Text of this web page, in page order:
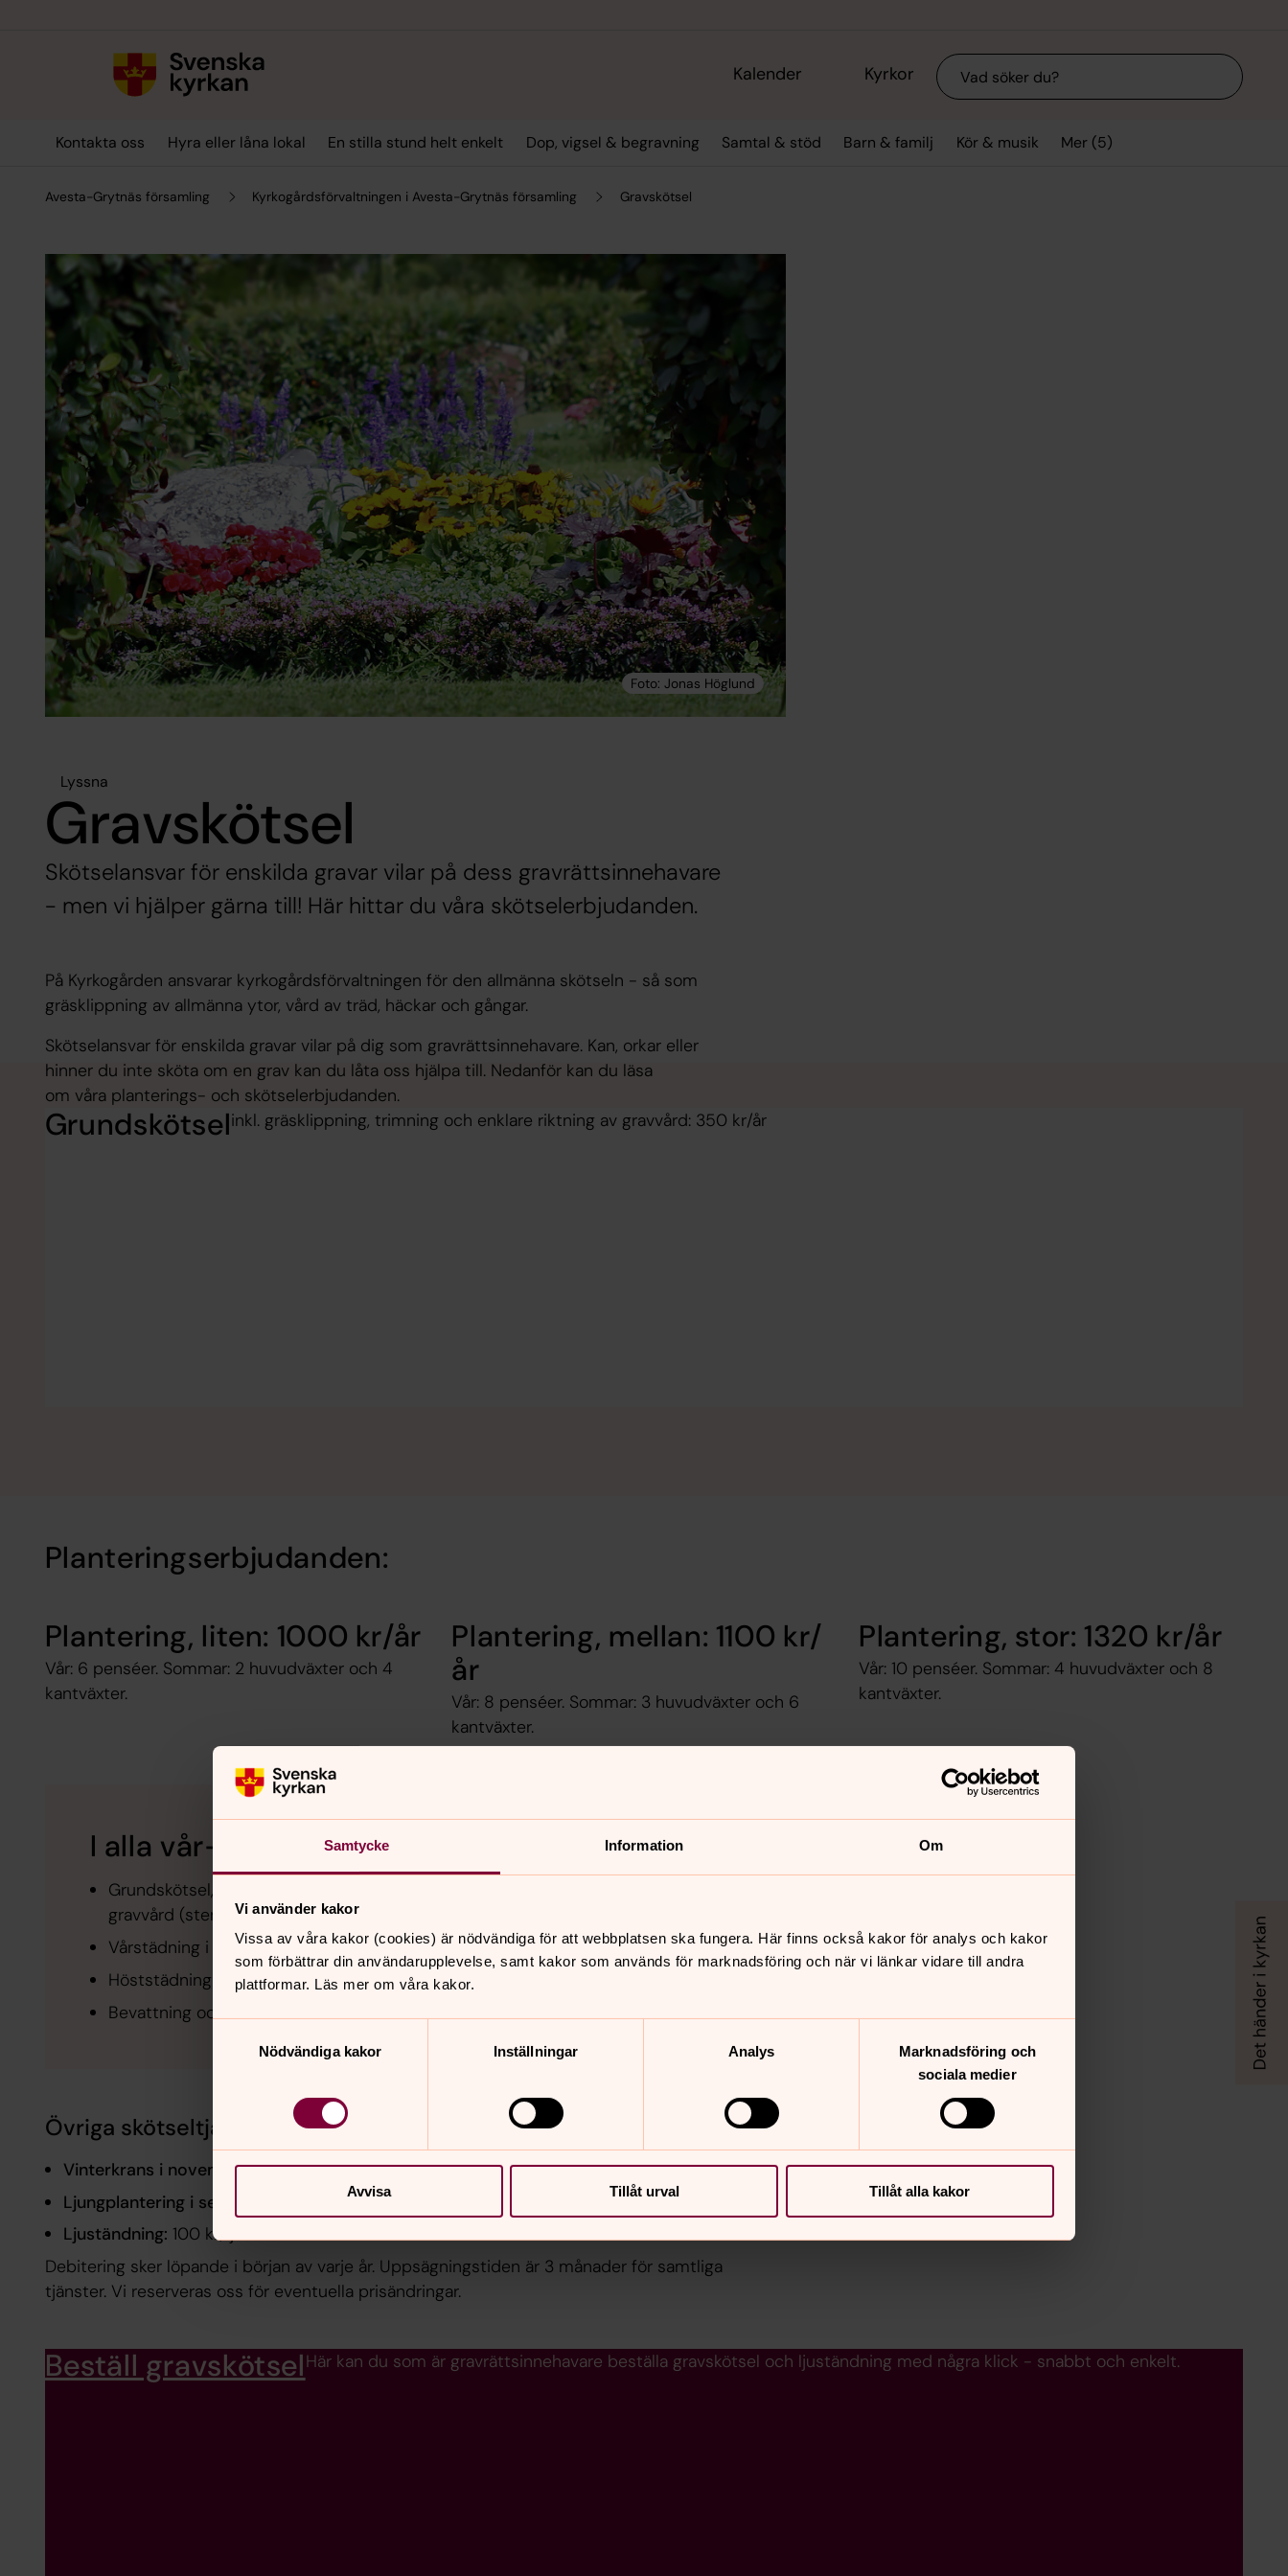
Samtycke Information Om
Vi använder kakor
Vissa av våra kakor (cookies) är nödvändiga för att webbplatsen ska fungera. Här finns också kakor för analys och kakor
som förbättrar din användarupplevelse, samt kakor som används för marknadsföring och när vi länkar vidare till andra
plattformar. Läs mer om våra kakor.
Nödvändiga kakor
Inställningar Analys
Marknadsföring och
sociala medier
Avvisa Tillåt urval Tillåt alla kakor
Kalender Kyrkor Sök
Kontakta oss Hyra eller låna lokal En stilla stund helt enkelt Dop, vigsel & begravning Samtal & stöd Barn & familj Kör & musik Mer (5)
Avesta-Grytnäs församling Kyrkogårdsförvaltningen i Avesta-Grytnäs församling Gravskötsel
Lyssna
Gravskötsel
Skötselansvar för enskilda gravar vilar på dess gravrättsinnehavare
- men vi hjälper gärna till! Här hittar du våra skötselerbjudanden.
På Kyrkogården ansvarar kyrkogårdsförvaltningen för den allmänna skötseln - så som
gräsklippning av allmänna ytor, vård av träd, häckar och gångar.
Skötselansvar för enskilda gravar vilar på dig som gravrättsinnehavare. Kan, orkar eller
hinner du inte sköta om en grav kan du låta oss hjälpa till. Nedanför kan du läsa
om våra planterings- och skötselerbjudanden.
Grundskötselinkl. gräsklippning, trimning och enklare riktning av gravvård: 350 kr/år
Planteringserbjudanden:
Plantering, liten: 1000 kr/år
Vår: 6 penséer. Sommar: 2 huvudväxter och 4
kantväxter.
Plantering, mellan: 1100 kr/
år
Vår: 8 penséer. Sommar: 3 huvudväxter och 6
kantväxter.
Plantering, stor: 1320 kr/år
Vår: 10 penséer. Sommar: 4 huvudväxter och 8
kantväxter.
I alla vår- och sommarplanteringar ingår:
Grundskötsel, inklusive gräsklippning, trimning och enklare riktning av
gravvård (sten/kors)
Vårstädning i april eller maj
Höststädning i september eller oktober
Bevattning och jordbyte av rabatten vid behov
Övriga skötseltjänster:
Vinterkrans i november:280 kr/krans
Ljungplantering i september:
185 kr/år
Ljuständning: 100 kr/ljus
Debitering sker löpande i början av varje år. Uppsägningstiden är 3 månader för samtliga
tjänster. Vi reserveras oss för eventuella prisändringar.
Beställ gravskötselHär kan du som är gravrättsinnehavare beställa gravskötsel och ljuständning med några klick - snabbt och enkelt.